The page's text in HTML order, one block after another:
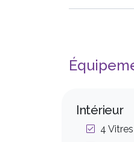
Intérieur
4